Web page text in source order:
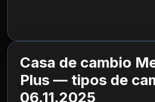
Casa de cambio
Plus — tipos de
06.11.2025